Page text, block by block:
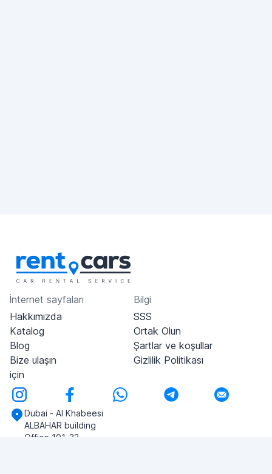
İnternet sayfaları
Hakkımızda
Katalog
Blog
Bize ulaşın
için
Bilgi
SSS
Ortak Olun
Şartlar ve koşullar
Gizlilik Politikası
Dubai - Al Khabeesi
ALBAHAR building
Office 101-33